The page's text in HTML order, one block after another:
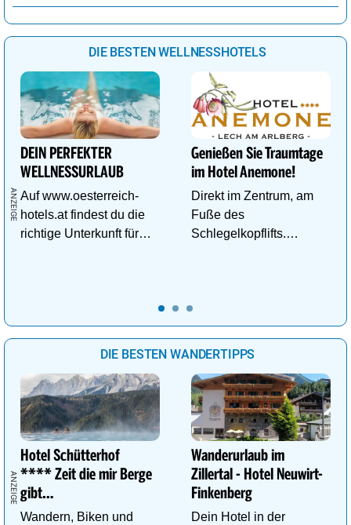
DIE BESTEN WELLNESSHOTELS
DEIN PERFEKTER
WELLNESSURLAUB
Auf www.oesterreich-
hotels.at findest du die
richtige Unterkunft für
Genießen Sie Traumtage
im Hotel Anemone!
Direkt im Zentrum, am
Fuße des
Schlegelkopflifts.
DIE BESTEN WANDERTIPPS
Hotel Schütterhof
**** Zeit die mir Berge
gibt…
Wandern, Biken und
Wanderurlaub im
Zillertal - Hotel Neuwirt-
Finkenberg
Dein Hotel in der